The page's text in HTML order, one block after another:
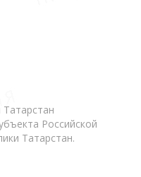
Российской
Татарстан.